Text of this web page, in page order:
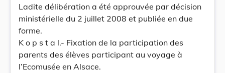
Ladite délibération a été approuvée par décision
ministérielle du 2 juillet 2008 et publiée en due
forme.
K o p s t a l.- Fixation de la participation des
parents des élèves participant au voyage à
l’Ecomusée en Alsace.